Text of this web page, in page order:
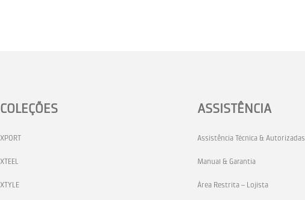
COLEÇÕES
XPORT
XTEEL
XTYLE
ASSISTÊNCIA
Assistência Técnica & Autorizadas
Manual & Garantia
Área Restrita – Lojista